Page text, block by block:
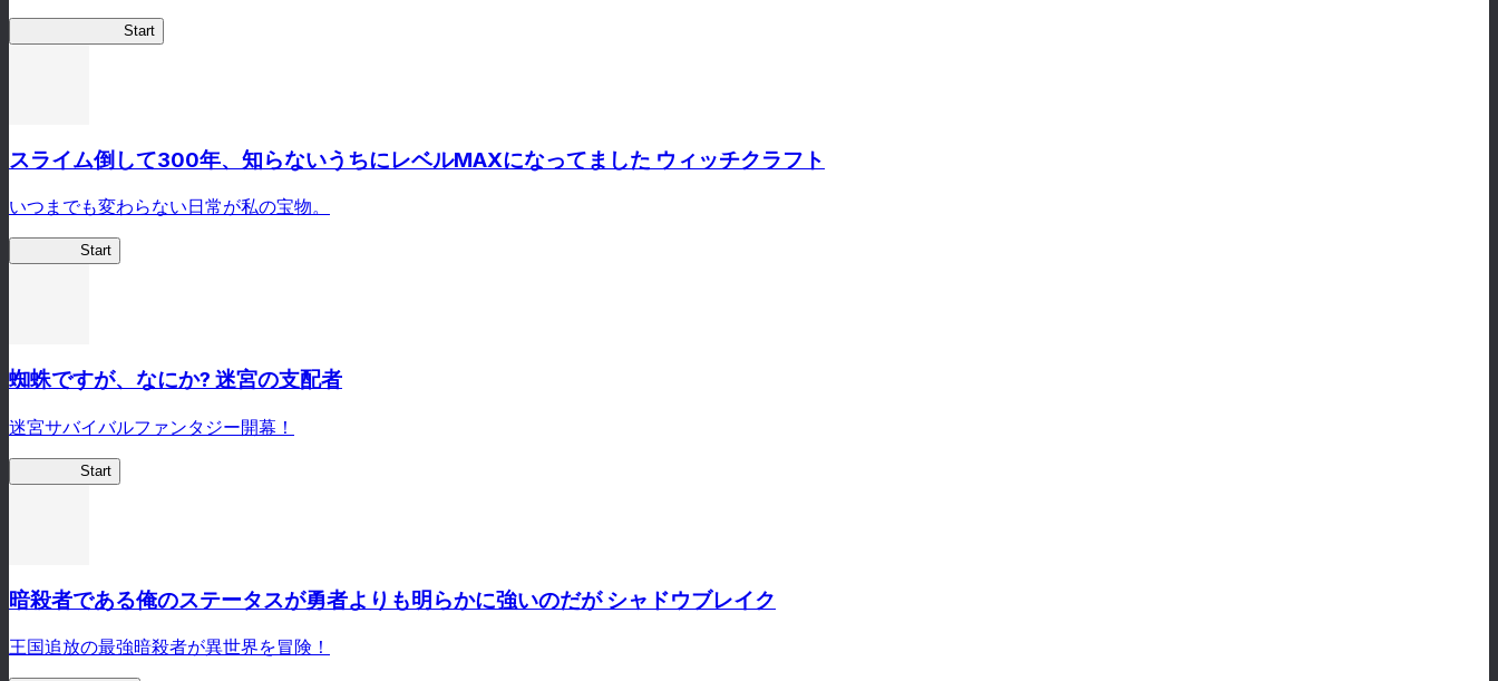
Start
スライム倒して300年、知らないうちにレベルMAXになってました ウィッチクラフト
いつまでも変わらない日常が私の宝物。
Start
蜘蛛ですが、なにか? 迷宮の支配者
迷宮サバイバルファンタジー開幕！
Start
暗殺者である俺のステータスが勇者よりも明らかに強いのだが シャドウブレイク
王国追放の最強暗殺者が異世界を冒険！